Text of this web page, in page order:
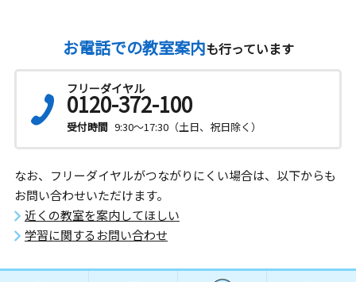
お電話での教室案内も行っています
フリーダイヤル
0120-372-100
受付時間 9:30～17:30（土日、祝日除く）
なお、フリーダイヤルがつながりにくい場合は、以下からも
お問い合わせいただけます。
近くの教室を案内してほしい
学習に関するお問い合わせ